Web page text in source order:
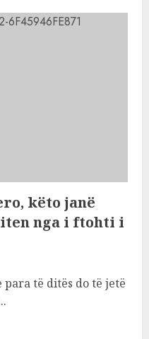
këto janë
nga i ftohti i
të ditës do të jetë